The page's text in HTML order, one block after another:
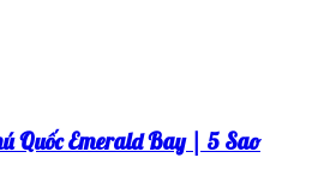
Quốc Emerald Bay | 5 Sao